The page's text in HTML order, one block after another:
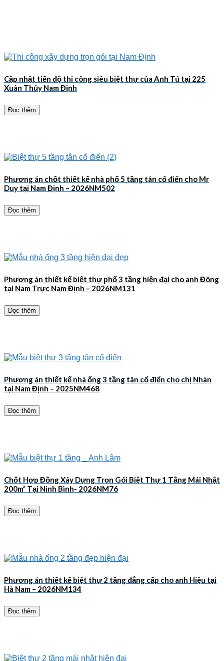
Cập nhật tiến độ thi công siêu biệt thự của Anh Tú tại 225
Xuân Thủy Nam Định
Đọc thêm
Phương án chốt thiết kế nhà phố 5 tầng tân cổ điển cho Mr
Duy tại Nam Định – 2026NM502
Đọc thêm
Phương án thiết kế biệt thự phố 3 tầng hiện đại cho anh Đông
tại Nam Trực Nam Định – 2026NM131
Đọc thêm
Phương án thiết kế nhà ống 3 tầng tân cổ điển cho chị Nhàn
tại Nam Định – 2025NM468
Đọc thêm
Chốt Hợp Đồng Xây Dựng Trọn Gói Biệt Thự 1 Tầng Mái Nhật
200m² Tại Ninh Bình- 2026NM76
Đọc thêm
Phương án thiết kế biệt thự 2 tầng đẳng cấp cho anh Hiệu tại
Hà Nam – 2026NM134
Đọc thêm